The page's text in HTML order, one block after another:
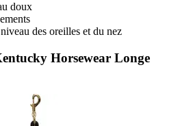
doux
des oreilles et du nez
Horsewear Longe